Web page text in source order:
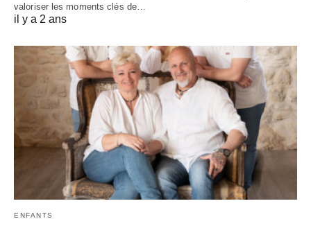
valoriser les moments clés de…
il y a 2 ans
ENFANTS